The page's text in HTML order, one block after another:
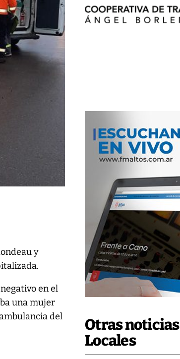
Otras noticias
Locales
y
en el
una mujer
del